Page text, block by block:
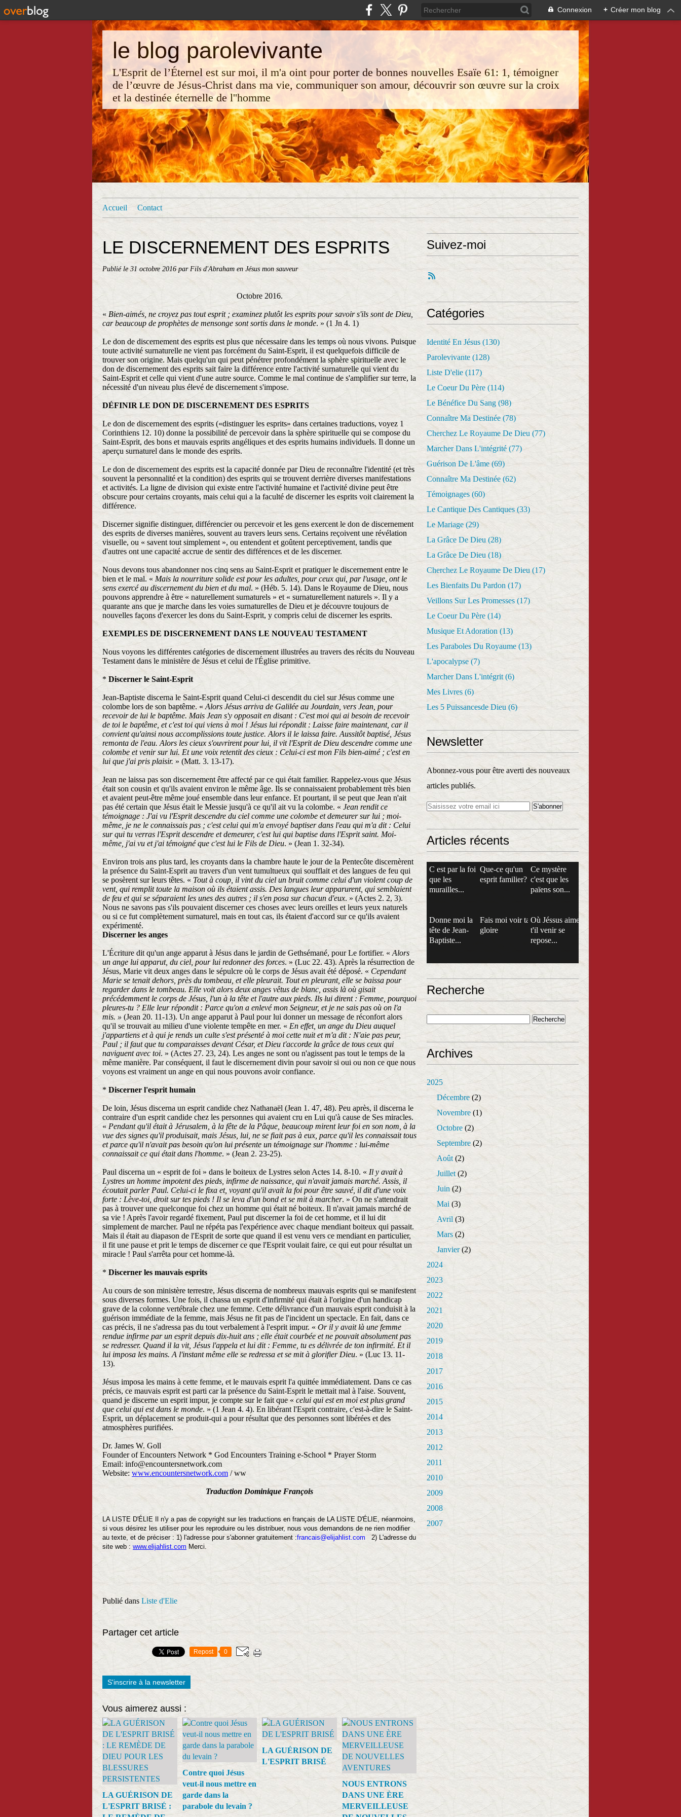
Connexion + Créer mon blog
le blog parolevivante
L'Esprit de l’Éternel est sur moi, il m'a oint pour porter de bonnes nouvelles Esaïe 61: 1, témoigner
de l’œuvre de Jésus-Christ dans ma vie, communiquer son amour, découvrir son œuvre sur la croix
et la destinée éternelle de l''homme
Accueil Contact
LE DISCERNEMENT DES ESPRITS
Publié le 31 octobre 2016 par Fils d'Abraham en Jésus mon sauveur
Octobre 2016.
« Bien-aimés, ne croyez pas tout esprit ; examinez plutôt les esprits pour savoir s'ils sont de Dieu,
car beaucoup de prophètes de mensonge sont sortis dans le monde. » (1 Jn 4. 1)
Le don de discernement des esprits est plus que nécessaire dans les temps où nous vivons. Puisque
toute activité surnaturelle ne vient pas forcément du Saint-Esprit, il est quelquefois difficile de
trouver son origine. Mais quelqu'un qui peut pénétrer profondément la sphère spirituelle avec le
don de discernement des esprits sait faire la différence entre l'activité surnaturelle qui vient du
Saint-Esprit et celle qui vient d'une autre source. Comme le mal continue de s'amplifier sur terre, la
nécessité d'un niveau plus élevé de discernement s'impose.
DÉFINIR LE DON DE DISCERNEMENT DES ESPRITS
Le don de discernement des esprits («distinguer les esprits» dans certaines traductions, voyez 1
Corinthiens 12. 10) donne la possibilité de percevoir dans la sphère spirituelle qui se compose du
Saint-Esprit, des bons et mauvais esprits angéliques et des esprits humains individuels. Il donne un
aperçu surnaturel dans le monde des esprits.
Le don de discernement des esprits est la capacité donnée par Dieu de reconnaître l'identité (et très
souvent la personnalité et la condition) des esprits qui se trouvent derrière diverses manifestations
et activités. La ligne de division qui existe entre l'activité humaine et l'activité divine peut être
obscure pour certains croyants, mais celui qui a la faculté de discerner les esprits voit clairement la
différence.
Discerner signifie distinguer, différencier ou percevoir et les gens exercent le don de discernement
des esprits de diverses manières, souvent au travers leurs sens. Certains reçoivent une révélation
visuelle, ou « savent tout simplement », ou entendent et goûtent perceptivement, tandis que
d'autres ont une capacité accrue de sentir des différences et de les discerner.
Nous devons tous abandonner nos cinq sens au Saint-Esprit et pratiquer le discernement entre le
bien et le mal. « Mais la nourriture solide est pour les adultes, pour ceux qui, par l'usage, ont le
sens exercé au discernement du bien et du mal. » (Héb. 5. 14). Dans le Royaume de Dieu, nous
pouvons apprendre à être « naturellement surnaturels » et « surnaturellement naturels ». Il y a
quarante ans que je marche dans les voies surnaturelles de Dieu et je découvre toujours de
nouvelles façons d'exercer les dons du Saint-Esprit, y compris celui de discerner les esprits.
EXEMPLES DE DISCERNEMENT DANS LE NOUVEAU TESTAMENT
Nous voyons les différentes catégories de discernement illustrées au travers des récits du Nouveau
Testament dans le ministère de Jésus et celui de l'Église primitive.
* Discerner le Saint-Esprit
Jean-Baptiste discerna le Saint-Esprit quand Celui-ci descendit du ciel sur Jésus comme une
colombe lors de son baptême. « Alors Jésus arriva de Galilée au Jourdain, vers Jean, pour
recevoir de lui le baptême. Mais Jean s'y opposait en disant : C'est moi qui ai besoin de recevoir
de toi le baptême, et c'est toi qui viens à moi ! Jésus lui répondit : Laisse faire maintenant, car il
convient qu'ainsi nous accomplissions toute justice. Alors il le laissa faire. Aussitôt baptisé, Jésus
remonta de l'eau. Alors les cieux s'ouvrirent pour lui, il vit l'Esprit de Dieu descendre comme une
colombe et venir sur lui. Et une voix retentit des cieux : Celui-ci est mon Fils bien-aimé ; c'est en
lui que j'ai pris plaisir. » (Matt. 3. 13-17).
Jean ne laissa pas son discernement être affecté par ce qui était familier. Rappelez-vous que Jésus
était son cousin et qu'ils avaient environ le même âge. Ils se connaissaient probablement très bien
et avaient peut-être même joué ensemble dans leur enfance. Et pourtant, il se peut que Jean n'ait
pas été certain que Jésus était le Messie jusqu'à ce qu'il ait vu la colombe. « Jean rendit ce
témoignage : J'ai vu l'Esprit descendre du ciel comme une colombe et demeurer sur lui ; moi-
même, je ne le connaissais pas ; c'est celui qui m'a envoyé baptiser dans l'eau qui m'a dit : Celui
sur qui tu verras l'Esprit descendre et demeurer, c'est lui qui baptise dans l'Esprit saint. Moi-
même, j'ai vu et j'ai témoigné que c'est lui le Fils de Dieu. » (Jean 1. 32-34).
Environ trois ans plus tard, les croyants dans la chambre haute le jour de la Pentecôte discernèrent
la présence du Saint-Esprit au travers d'un vent tumultueux qui soufflait et des langues de feu qui
se posèrent sur leurs têtes. « Tout à coup, il vint du ciel un bruit comme celui d'un violent coup de
vent, qui remplit toute la maison où ils étaient assis. Des langues leur apparurent, qui semblaient
de feu et qui se séparaient les unes des autres ; il s'en posa sur chacun d'eux. » (Actes 2. 2, 3).
Nous ne savons pas s'ils pouvaient discerner ces choses avec leurs oreilles et leurs yeux naturels
ou si ce fut complètement surnaturel, mais en tout cas, ils étaient d'accord sur ce qu'ils avaient
expérimenté.
Discerner les anges
L'Écriture dit qu'un ange apparut à Jésus dans le jardin de Gethsémané, pour Le fortifier. « Alors
un ange lui apparut, du ciel, pour lui redonner des forces. » (Luc 22. 43). Après la résurrection de
Jésus, Marie vit deux anges dans le sépulcre où le corps de Jésus avait été déposé. « Cependant
Marie se tenait dehors, près du tombeau, et elle pleurait. Tout en pleurant, elle se baissa pour
regarder dans le tombeau. Elle voit alors deux anges vêtus de blanc, assis là où gisait
précédemment le corps de Jésus, l'un à la tête et l'autre aux pieds. Ils lui dirent : Femme, pourquoi
pleures-tu ? Elle leur répondit : Parce qu'on a enlevé mon Seigneur, et je ne sais pas où on l'a
mis. » (Jean 20. 11-13). Un ange apparut à Paul pour lui donner un message de réconfort alors
qu'il se trouvait au milieu d'une violente tempête en mer. « En effet, un ange du Dieu auquel
j'appartiens et à qui je rends un culte s'est présenté à moi cette nuit et m'a dit : N'aie pas peur,
Paul ; il faut que tu comparaisses devant César, et Dieu t'accorde la grâce de tous ceux qui
naviguent avec toi. » (Actes 27. 23, 24). Les anges ne sont ou n'agissent pas tout le temps de la
même manière. Par conséquent, il faut le discernement divin pour savoir si oui ou non ce que nous
voyons est vraiment un ange en qui nous pouvons avoir confiance.
* Discerner l'esprit humain
De loin, Jésus discerna un esprit candide chez Nathanaël (Jean 1. 47, 48). Peu après, il discerna le
contraire d'un esprit candide chez les personnes qui avaient cru en Lui qu'à cause de Ses miracles.
« Pendant qu'il était à Jérusalem, à la fête de la Pâque, beaucoup mirent leur foi en son nom, à la
vue des signes qu'il produisait, mais Jésus, lui, ne se fiait pas à eux, parce qu'il les connaissait tous
et parce qu'il n'avait pas besoin qu'on lui présente un témoignage sur l'homme : lui-même
connaissait ce qui était dans l'homme. » (Jean 2. 23-25).
Paul discerna un « esprit de foi » dans le boiteux de Lystres selon Actes 14. 8-10. « Il y avait à
Lystres un homme impotent des pieds, infirme de naissance, qui n'avait jamais marché. Assis, il
écoutait parler Paul. Celui-ci le fixa et, voyant qu'il avait la foi pour être sauvé, il dit d'une voix
forte : Lève-toi, droit sur tes pieds ! Il se leva d'un bond et se mit à marcher. » On ne s'attendrait
pas à trouver une quelconque foi chez un homme qui était né boiteux. Il n'avait jamais marché de
sa vie ! Après l'avoir regardé fixement, Paul put discerner la foi de cet homme, et il lui dit
simplement de marcher. Paul ne répéta pas l'expérience avec chaque mendiant boiteux qui passait.
Mais il était au diapason de l'Esprit de sorte que quand il est venu vers ce mendiant en particulier,
il fit une pause et prit le temps de discerner ce que l'Esprit voulait faire, ce qui eut pour résultat un
miracle ! Paul s'arrêta pour cet homme-là.
* Discerner les mauvais esprits
Au cours de son ministère terrestre, Jésus discerna de nombreux mauvais esprits qui se manifestent
sous diverses formes. Une fois, il chassa un esprit d'infirmité qui était à l'origine d'un handicap
grave de la colonne vertébrale chez une femme. Cette délivrance d'un mauvais esprit conduisit à la
guérison immédiate de la femme, mais Jésus ne fit pas de l'incident un spectacle. En fait, dans ce
cas précis, il ne s'adressa pas du tout verbalement à l'esprit impur. « Or il y avait là une femme
rendue infirme par un esprit depuis dix-huit ans ; elle était courbée et ne pouvait absolument pas
se redresser. Quand il la vit, Jésus l'appela et lui dit : Femme, tu es délivrée de ton infirmité. Et il
lui imposa les mains. A l'instant même elle se redressa et se mit à glorifier Dieu. » (Luc 13. 11-
13).
Jésus imposa les mains à cette femme, et le mauvais esprit l'a quittée immédiatement. Dans ce cas
précis, ce mauvais esprit est parti car la présence du Saint-Esprit le mettait mal à l'aise. Souvent,
quand je discerne un esprit impur, je compte sur le fait que « celui qui est en moi est plus grand
que celui qui est dans le monde. » (1 Jean 4. 4). En libérant l'Esprit contraire, c'est-à-dire le Saint-
Esprit, un déplacement se produit-qui a pour résultat que des personnes sont libérées et des
atmosphères purifiées.
Dr. James W. Goll
Founder of Encounters Network * God Encounters Training e-School * Prayer Storm
Email: info@encountersnetwork.com
Website: www.encountersnetwork.com / ww
Traduction Dominique François
LA LISTE D'ÉLIE Il n'y a pas de copyright sur les traductions en français de LA LISTE D'ÉLIE, néanmoins,
si vous désirez les utiliser pour les reproduire ou les distribuer, nous vous demandons de ne rien modifier
au texte, et de préciser : 1) l'adresse pour s'abonner gratuitement :francais@elijahlist.com 2) L'adresse du
site web : www.elijahlist.com Merci.
Publié dans Liste d'Elie
Partager cet article
Repost 0
S'inscrire à la newsletter
Vous aimerez aussi :
LA GUÉRISON DE
L'ESPRIT BRISÉ :
Contre quoi Jésus
veut-il nous mettre en
garde dans la
parabole du levain ?
LA GUÉRISON DE
L'ESPRIT BRISÉ
NOUS ENTRONS
DANS UNE ÈRE
MERVEILLEUSE
Suivez-moi
Catégories
Identité En Jésus (130)
Parolevivante (128)
Liste D'elie (117)
Le Coeur Du Père (114)
Le Bénéfice Du Sang (98)
Connaître Ma Destinée (78)
Cherchez Le Royaume De Dieu (77)
Marcher Dans L'intégrité (77)
Guérison De L'âme (69)
Connaître Ma Destinée (62)
Témoignages (60)
Le Cantique Des Cantiques (33)
Le Mariage (29)
La Grâce De Dieu (28)
La Grâce De Dieu (18)
Cherchez Le Royaume De Dieu (17)
Les Bienfaits Du Pardon (17)
Veillons Sur Les Promesses (17)
Le Coeur Du Père (14)
Musique Et Adoration (13)
Les Paraboles Du Royaume (13)
L'apocalypse (7)
Marcher Dans L'intégrit (6)
Mes Livres (6)
Les 5 Puissancesde Dieu (6)
Newsletter
Abonnez-vous pour être averti des nouveaux
articles publiés.
Articles récents
C est par la foi
que les
murailles...
Que-ce qu'un
esprit familier?
Ce mystère
c'est que les
païens son...
Donne moi la
tête de Jean-
Baptiste...
Fais moi voir ta
gloire
Où Jéssus aime
t'il venir se
repose...
Recherche
Archives
2025
Décembre (2)
Novembre (1)
Octobre (2)
Septembre (2)
Août (2)
Juillet (2)
Juin (2)
Mai (3)
Avril (3)
Mars (2)
Janvier(2)
2024
2023
2022
2021
2020
2019
2018
2017
2016
2015
2014
2013
2012
2011
2010
2009
2008
2007